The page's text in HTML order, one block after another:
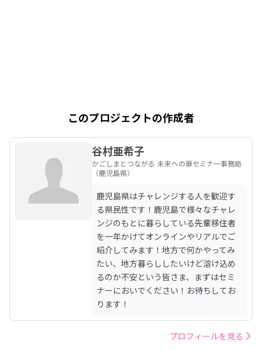
このプロジェクトの作成者
谷村亜希子
かごしまとつながる 未来への扉セミナー事務局
（鹿児島県）
鹿児島県はチャレンジする人を歓迎す
る県民性です！鹿児島で様々なチャレ
ンジのもとに暮らしている先輩移住者
を一年かけてオンラインやリアルでご
紹介してみます！地方で何かやってみ
たい、地方暮らししたいけど溶け込め
るのか不安という皆さま、まずはセミ
ナーにおいでください！お待ちしてお
ります！
プロフィールを見る